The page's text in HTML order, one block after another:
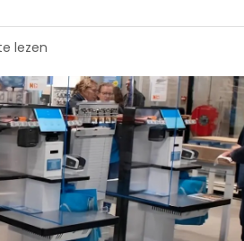
lezen